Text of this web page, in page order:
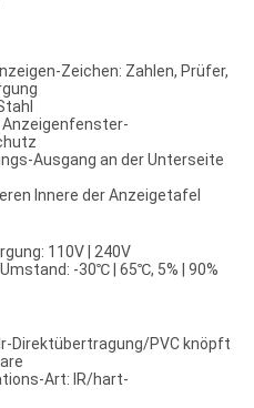
Zahlen, Prüfer,
an der Unterseite
der Anzeigetafel
| 240V
-30℃ | 65℃, 5% | 90%
PVC knöpft
IR/hart-